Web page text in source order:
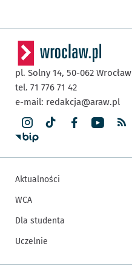
pl. Solny 14, 50-062 Wrocław
tel. 71 776 71 42
e-mail: redakcja@araw.pl
Aktualności
WCA
Dla studenta
Uczelnie